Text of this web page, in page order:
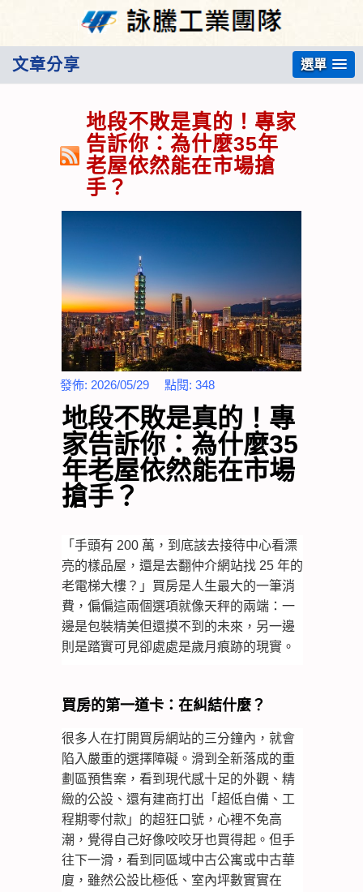
文章分享 選單
地段不敗是真的！專家
告訴你：為什麼35年
老屋依然能在市場搶
手？
發佈: 2026/05/29 點閱: 348
地段不敗是真的！專
家告訴你：為什麼35
年老屋依然能在市場
搶手？
「手頭有 200 萬，到底該去接待中心看漂
亮的樣品屋，還是去翻仲介網站找 25 年的
老電梯大樓？」買房是人生最大的一筆消
費，偏偏這兩個選項就像天秤的兩端：一
邊是包裝精美但還摸不到的未來，另一邊
則是踏實可見卻處處是歲月痕跡的現實。
買房的第一道卡：在糾結什麼？
很多人在打開買房網站的三分鐘內，就會
陷入嚴重的選擇障礙。滑到全新落成的重
劃區預售案，看到現代感十足的外觀、精
緻的公設、還有建商打出「超低自備、工
程期零付款」的超狂口號，心裡不免高
潮，覺得自己好像咬咬牙也買得起。但手
往下一滑，看到同區域中古公寓或中古華
廈，雖然公設比極低、室內坪數實實在